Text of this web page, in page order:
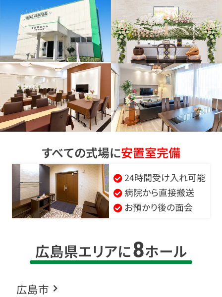
すべての式場に安置室完備
24時間受け入れ可能
病院から直接搬送
お預かり後の面会
広島県エリアに8ホール
広島市